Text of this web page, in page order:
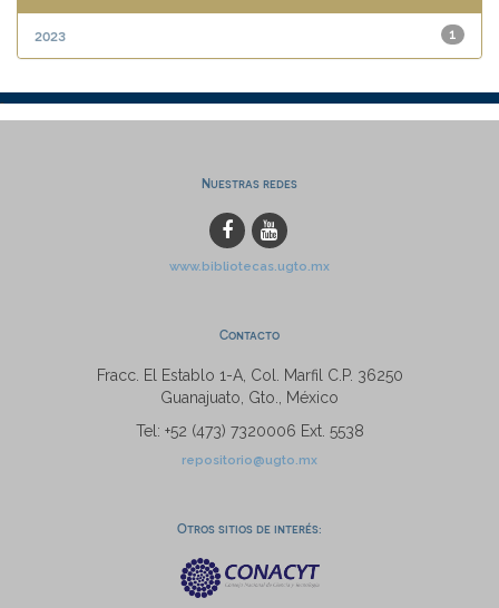
1
2023
Nuestras redes
www.bibliotecas.ugto.mx
Contacto
Fracc. El Establo 1-A, Col. Marfil C.P. 36250
Guanajuato, Gto., México
Tel: +52 (473) 7320006 Ext. 5538
repositorio@ugto.mx
Otros sitios de interés: